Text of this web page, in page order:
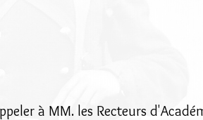
à MM. les Recteurs